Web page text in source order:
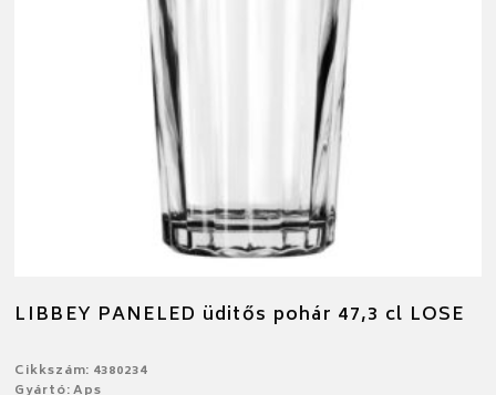
LIBBEY PANELED üditős pohár 47,3 cl LOSE
Cikkszám: 4380234